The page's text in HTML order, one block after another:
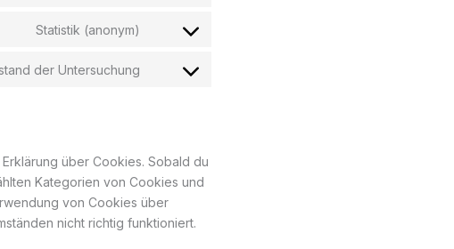
Statistik (anonym)
der Untersuchung
über Cookies. Sobald du
Kategorien von Cookies und
von Cookies über
nicht richtig funktioniert.